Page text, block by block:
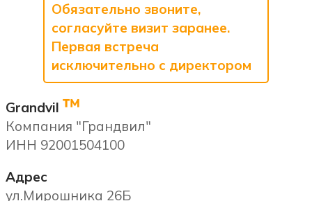
Обязательно звоните,
согласуйте визит заранее.
Первая встреча
исключительно с директором
Grandvil ™
Компания "Грандвил"
ИНН 92001504100
Адрес
ул.Мирошника 26Б